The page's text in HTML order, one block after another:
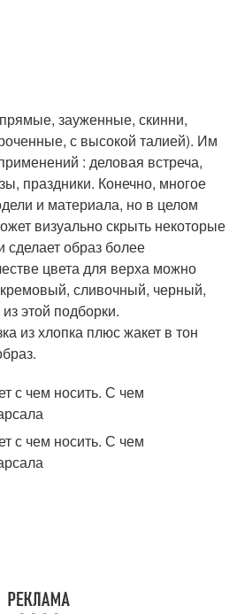
зауженные, скинни,
с высокой талией). Им
: деловая встреча,
праздники. Конечно, многое
и материала, но в целом
визуально скрыть некоторые
сделает образ более
цвета для верха можно
сливочный, черный,
этой подборки.
из хлопка плюс жакет в тон